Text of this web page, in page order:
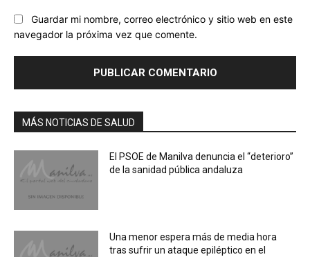
Guardar mi nombre, correo electrónico y sitio web en este
navegador la próxima vez que comente.
MÁS NOTICIAS DE SALUD
El PSOE de Manilva denuncia el “deterioro”
de la sanidad pública andaluza
Una menor espera más de media hora
tras sufrir un ataque epiléptico en el